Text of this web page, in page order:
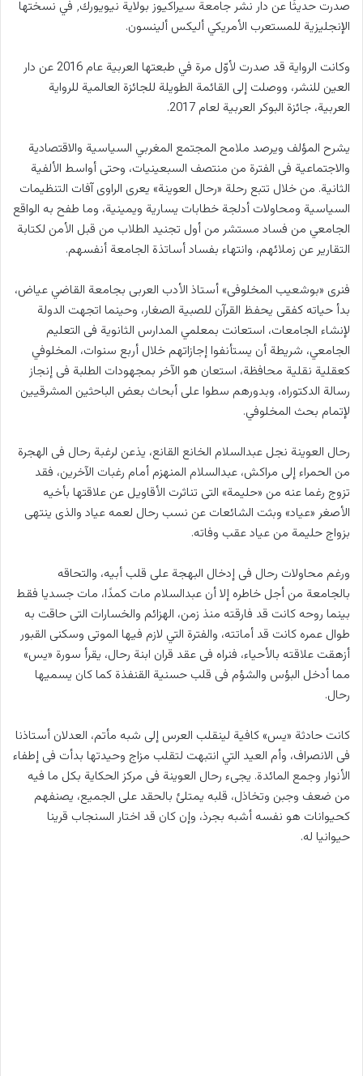
صدرت حديثًا عن دار نشر جامعة سيراكيوز بولاية نيويورك٬ في نسختها
الإنجليزية للمستعرب الأمريكي أليكس ألينسون.
وكانت الرواية قد صدرت لأوّل مرة في طبعتها العربية عام 2016 عن دار
العين للنشر، ووصلت إلى القائمة الطويلة للجائزة العالمية للرواية
العربية، جائزة البوكر العربية لعام 2017.
يشرح المؤلف ويرصد ملامح المجتمع المغربي السياسية والاقتصادية
والاجتماعية فى الفترة من منتصف السبعينيات، وحتى أواسط الألفية
الثانية. من خلال تتبع رحلة «رحال العوينة» يعرى الراوى آفات التنظيمات
السياسية ومحاولات أدلجة خطابات يسارية ويمينية، وما طفح به الواقع
الجامعي من فساد مستشر من أول تجنيد الطلاب من قبل الأمن لكتابة
التقارير عن زملائهم، وانتهاء بفساد أساتذة الجامعة أنفسهم.
فنرى «بوشعيب المخلوفى» أستاذ الأدب العربى بجامعة القاضي عياض،
بدأ حياته كفقى يحفظ القرآن للصبية الصغار، وحينما اتجهت الدولة
لإنشاء الجامعات، استعانت بمعلمي المدارس الثانوية فى التعليم
الجامعي، شريطة أن يستأنفوا إجازاتهم خلال أربع سنوات، المخلوفي
كعقلية نقلية محافظة، استعان هو الآخر بمجهودات الطلبة فى إنجاز
رسالة الدكتوراه، وبدورهم سطوا على أبحاث بعض الباحثين المشرقيين
لإتمام بحث المخلوفي.
رحال العوينة نجل عبدالسلام الخانع القانع، يذعن لرغبة رحال فى الهجرة
من الحمراء إلى مراكش، عبدالسلام المنهزم أمام رغبات الآخرين، فقد
تزوج رغما عنه من «حليمة» التى تناثرت الأقاويل عن علاقتها بأخيه
الأصغر «عياد» وبثت الشائعات عن نسب رحال لعمه عياد والذى ينتهى
بزواج حليمة من عياد عقب وفاته.
ورغم محاولات رحال فى إدخال البهجة على قلب أبيه، والتحاقه
بالجامعة من أجل خاطره إلا أن عبدالسلام مات كمدًا، مات جسديا فقط
بينما روحه كانت قد فارقته منذ زمن، الهزائم والخسارات التى حاقت به
طوال عمره كانت قد أماتته، والفترة التي لازم فيها الموتى وسكنى القبور
أزهقت علاقته بالأحياء، فنراه فى عقد قران ابنة رحال، يقرأ سورة «يس»
مما أدخل البؤس والشؤم فى قلب حسنية القنفذة كما كان يسميها
رحال.
كانت حادثة «يس» كافية لينقلب العرس إلى شبه مأتم، العدلان أستاذنا
فى الانصراف، وأم العيد التي انتبهت لتقلب مزاج وحيدتها بدأت فى إطفاء
الأنوار وجمع المائدة. يجىء رحال العوينة فى مركز الحكاية بكل ما فيه
من ضعف وجبن وتخاذل، قلبه يمتلئ بالحقد على الجميع، يصنفهم
كحيوانات هو نفسه أشبه بجرذ، وإن كان قد اختار السنجاب قرينا
حيوانيا له.